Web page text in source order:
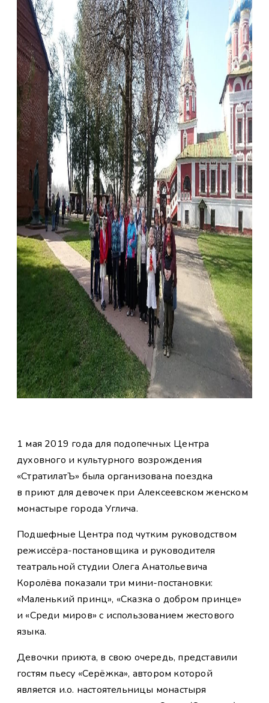
1 мая 2019 года для подопечных Центра
духовного и культурного возрождения
«СтратилатЪ» была организована поездка
в приют для девочек при Алексеевском женском
монастыре города Углича.
Подшефные Центра под чутким руководством
режиссёра-постановщика и руководителя
театральной студии Олега Анатольевича
Королёва показали три мини-постановки:
«Маленький принц», «Сказка о добром принце»
и «Среди миров» с использованием жестового
языка.
Девочки приюта, в свою очередь, представили
гостям пьесу «Серёжка», автором которой
является и.о. настоятельницы монастыря